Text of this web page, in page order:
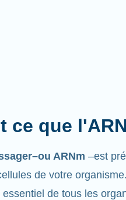
ce que
ARNm–est
de votre
de tous les